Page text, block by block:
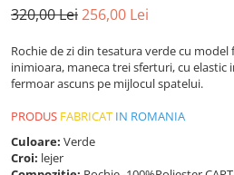
320,00 Lei256,00 Lei
Rochie de zi din tesatura verde cu
inimioara, maneca trei sferturi, cu
fermoar ascuns pe mijlocul spatelui.
PRODUS FABRICAT IN ROMANIA
Culoare: Verde
Croi: lejer